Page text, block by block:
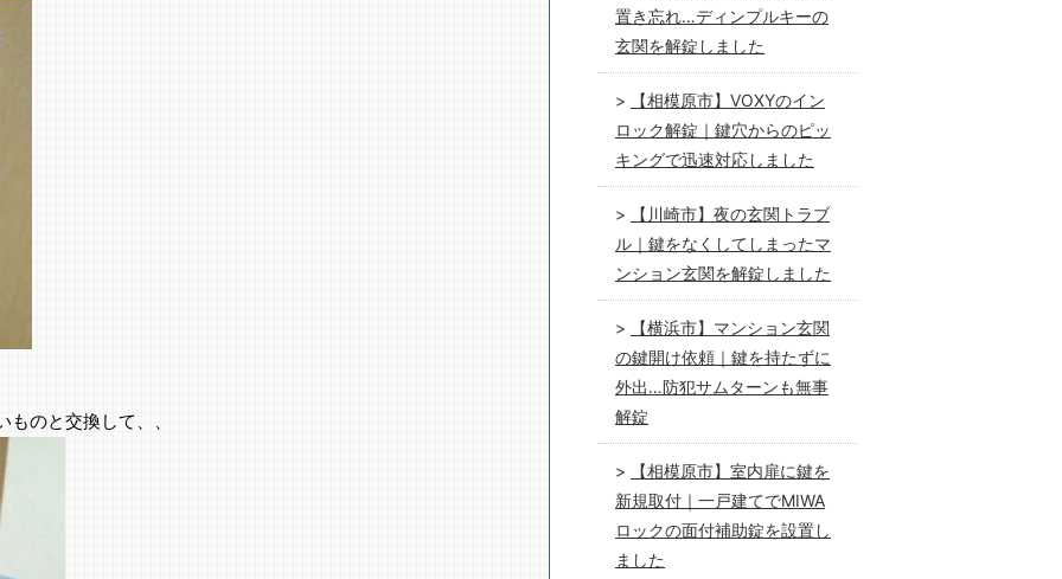
のと交換して、、
置き忘れ…ディンプルキーの
玄関を解錠しました
【相模原市】VOXYのイン
ロック解錠｜鍵穴からのピッ
キングで迅速対応しました
【川崎市】夜の玄関トラブ
ル｜鍵をなくしてしまったマ
ンション玄関を解錠しました
【横浜市】マンション玄関
の鍵開け依頼｜鍵を持たずに
外出…防犯サムターンも無事
解錠
【相模原市】室内扉に鍵を
新規取付｜一戸建てでMIWA
ロックの面付補助錠を設置し
ました